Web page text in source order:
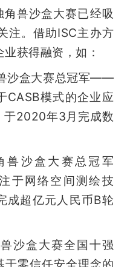
兽沙盒大赛已经吸
注。借助ISC主办方
获得融资，如：
沙盒大赛总冠军——
CASB模式的企业应
于2020年3月完成数
兽沙盒大赛总冠军
于网络空间测绘技
成超亿元人民币B轮
沙盒大赛全国十强
零信任安全理念的